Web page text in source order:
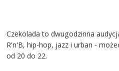
Czekolada to dwugodzinna
R'n'B, hip-hop, jazz i urban -
od 20 do 22.